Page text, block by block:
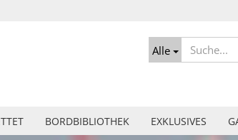
Alle
BORDBIBLIOTHEK EXKLUSIVES